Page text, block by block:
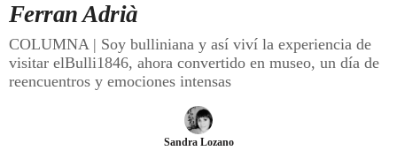
DÓNDE COMER
ÍDOLOS DE MESAS
CUADERNO DE VIAJE
Ferran Adrià
COLUMNA | Soy bulliniana y así viví la experiencia de
visitar elBulli1846, ahora convertido en museo, un día de
reencuentros y emociones intensas
Sandra Lozano